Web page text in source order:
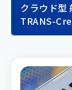
クラウド型
TRANS-